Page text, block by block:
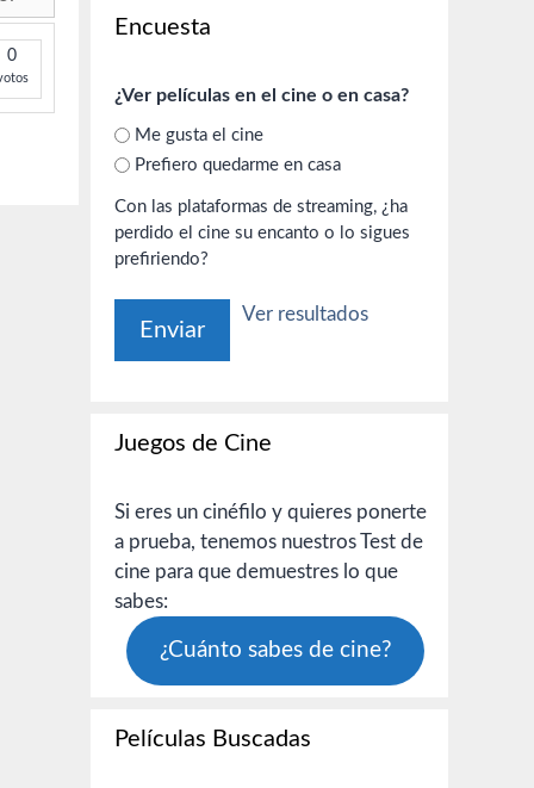
0
Encuesta
¿Ver películas en el cine o en casa?
Me gusta el cine
Prefiero quedarme en casa
Con las plataformas de streaming, ¿ha
perdido el cine su encanto o lo sigues
prefiriendo?
Ver resultados
Juegos de Cine
Si eres un cinéfilo y quieres ponerte
a prueba, tenemos nuestros Test de
cine para que demuestres lo que
sabes:
¿Cuánto sabes de cine?
Películas Buscadas